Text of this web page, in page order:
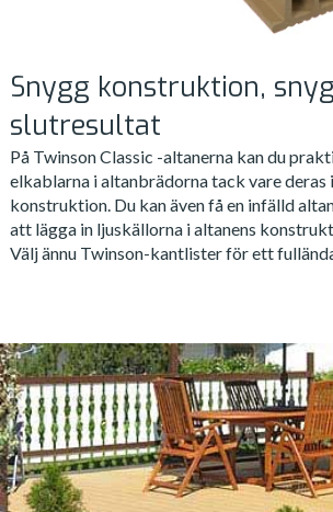
Snygg konstruktion,
slutresultat
På Twinson Classic -altanerna kan du
elkablarna i altanbrädorna tack vare deras
konstruktion. Du kan även få en infälld
att lägga in ljuskällorna i altanens
Välj ännu Twinson-kantlister för ett